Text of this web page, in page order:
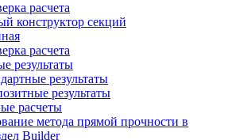
расчета
конструктор секций
расчета
результаты
результаты
результаты
расчеты
метода прямой прочности в
Builder